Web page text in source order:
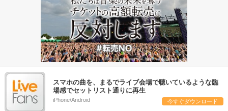
スマホの曲を、まるでライブ会場で聴いているような臨
場感でセットリスト通りに再生
iPhone/Android 今すぐダウンロード